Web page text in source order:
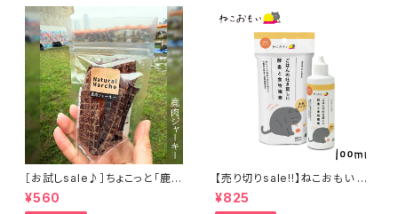
［お試しsale♪］ちょこっと「鹿肉
ジャーキー」ジビエ鹿 おやつ
¥560
【売り切りsale!!】ねこおもい 猫
ご飯の吐き戻しに 酵素と食物繊
維 100ml
¥825